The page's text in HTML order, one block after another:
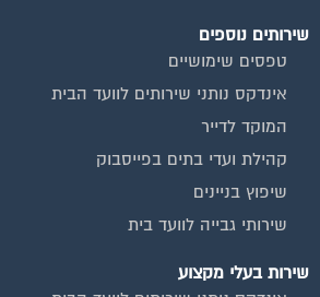
שירותים נוספים
טפסים שימושיים
אינדקס נותני שירותים לוועד הבית
המוקד לדייר
קהילת ועדי בתים בפייסבוק
שיפוץ בניינים
שירותי גבייה לוועד בית
שירות בעלי מקצוע